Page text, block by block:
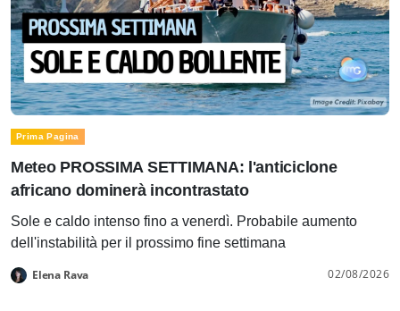
Prima Pagina
Meteo PROSSIMA SETTIMANA: l'anticiclone
africano dominerà incontrastato
Sole e caldo intenso fino a venerdì. Probabile aumento
dell'instabilità per il prossimo fine settimana
Elena Rava 02/08/2026